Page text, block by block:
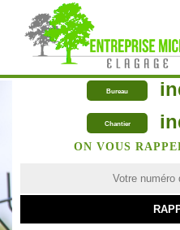
Bureau
Chantier
ON VOUS